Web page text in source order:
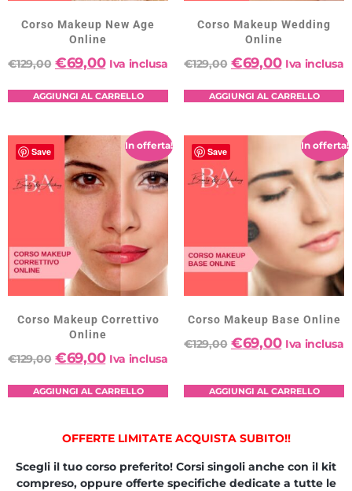
Corso Makeup New Age
Online
€129,00 €69,00 Iva inclusa
AGGIUNGI AL CARRELLO
Corso Makeup Wedding
Online
€129,00 €69,00 Iva inclusa
AGGIUNGI AL CARRELLO
Save
In offerta!
Corso Makeup Correttivo
Online
€129,00 €69,00 Iva inclusa
AGGIUNGI AL CARRELLO
Save
In offerta!
Corso Makeup Base Online
€129,00 €69,00 Iva inclusa
AGGIUNGI AL CARRELLO
OFFERTE LIMITATE ACQUISTA SUBITO!!
Scegli il tuo corso preferito! Corsi singoli anche con il kit
compreso, oppure offerte specifiche dedicate a tutte le